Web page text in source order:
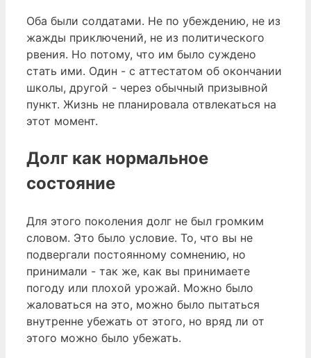
Оба были солдатами. Не по убеждению, не из
жажды приключений, не из политического
рвения. Но потому, что им было суждено
стать ими. Один - с аттестатом об окончании
школы, другой - через обычный призывной
пункт. Жизнь не планировала отвлекаться на
этот момент.
Долг как нормальное
состояние
Для этого поколения долг не был громким
словом. Это было условие. То, что вы не
подвергали постоянному сомнению, но
принимали - так же, как вы принимаете
погоду или плохой урожай. Можно было
жаловаться на это, можно было пытаться
внутренне убежать от этого, но вряд ли от
этого можно было убежать.